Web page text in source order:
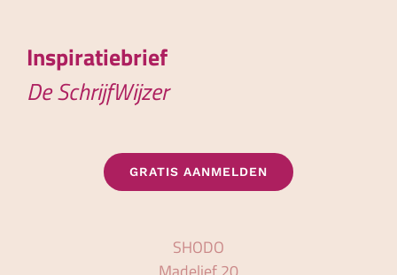
Inspiratiebrief
De SchrijfWijzer
GRATIS AANMELDEN
SHODO